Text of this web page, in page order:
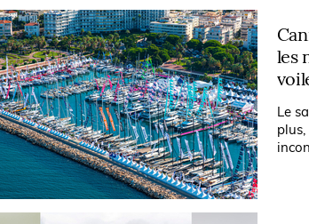
les
Le
plus,